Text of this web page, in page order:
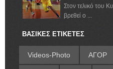
Στον τελικό του
βρεθεί ο ...
ΒΑΣΙΚΕΣ ΕΤΙΚΕΤΕΣ
Videos-Photo ΑΓΟΡ